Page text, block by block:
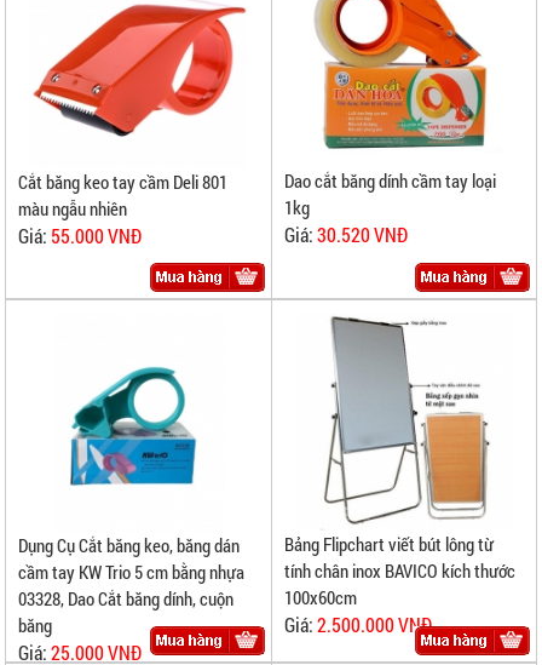
Cắt băng keo tay cầm Deli 801
màu ngẫu nhiên
Giá: 55.000 VNĐ
Dao cắt băng dính cầm tay loại
1kg
Giá:30.520 VNĐ
Dụng Cụ Cắt băng keo, băng dán
cầm tay KW Trio 5 cm bằng nhựa
03328, Dao Cắt băng dính, cuộn
băng
Giá:25.000 VNĐ
Bảng Flipchart viết bút lông từ
tính chân inox BAVICO kích thước
100x60cm
Giá:2.500.000 VNĐ